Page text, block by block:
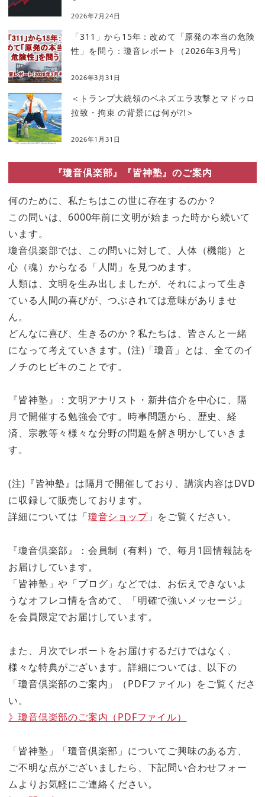
2026年7月24日
「311」から15年：改めて「原発の本当の危険
性」を問う：瓊音レポート（2026年3月号）
2026年3月31日
＜トランプ大統領のベネズエラ攻撃とマドゥロ
拉致・拘束 の背景には何が?!＞
2026年1月31日
『瓊音倶楽部』『皆神塾』のご案内
何のために、私たちはこの世に存在するのか？
この問いは、6000年前に文明が始まった時から続いて
います。
瓊音倶楽部では、この問いに対して、人体（機能）と
心（魂）からなる「人間」を見つめます。
人類は、文明を生み出しましたが、それによって生き
ている人間の喜びが、つぶされては意味がありませ
ん。
どんなに喜び、生きるのか？私たちは、皆さんと一緒
になって考えていきます。(注)「瓊音」とは、全てのイ
ノチのヒビキのことです。
『皆神塾』：文明アナリスト・新井信介を中心に、隔
月で開催する勉強会です。時事問題から、歴史、経
済、宗教等々様々な分野の問題を解き明かしていきま
す。
(注)『皆神塾』は隔月で開催しており、講演内容はDVD
に収録して販売しております。
詳細については「瓊音ショップ」をご覧ください。
『瓊音倶楽部』：会員制（有料）で、毎月1回情報誌を
お届けしています。
「皆神塾」や「ブログ」などでは、お伝えできないよ
うなオフレコ情を含めて、「明確で強いメッセージ」
を会員限定でお届けしています。
また、月次でレポートをお届けするだけではなく、
様々な特典がございます。詳細については、以下の
「瓊音倶楽部のご案内」（PDFファイル）をご覧くださ
い。
》瓊音倶楽部のご案内（PDFファイル）
「皆神塾」「瓊音倶楽部」についてご興味のある方、
ご不明な点がございましたら、下記問い合わせフォー
ムよりお気軽にご連絡ください。